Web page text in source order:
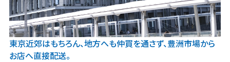
東京近郊はもちろん、地方へも仲買を通さず、豊洲市場から
お店へ直接配送。